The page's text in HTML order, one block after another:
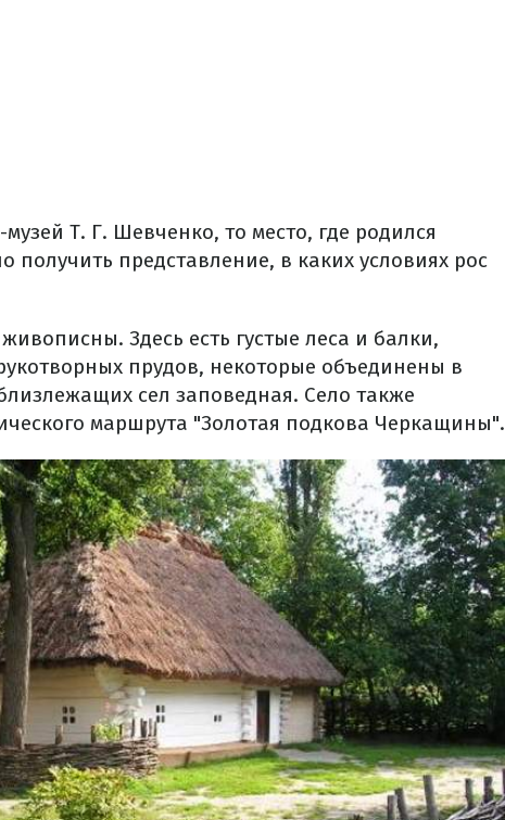
Т. Г. Шевченко, то место, где родился
получить представление, в каких условиях рос
Здесь есть густые леса и балки,
прудов, некоторые объединены в
сел заповедная. Село также
маршрута "Золотая подкова Черкащины".